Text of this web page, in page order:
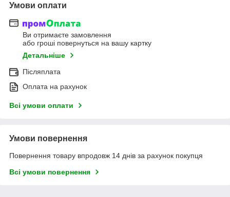
Умови оплати
Ви отримаєте замовлення
або гроші повернуться на вашу картку
Детальніше
Післяплата
Оплата на рахунок
Всі умови оплати
Умови повернення
Повернення товару впродовж 14 днів за рахунок покупця
Всі умови повернення